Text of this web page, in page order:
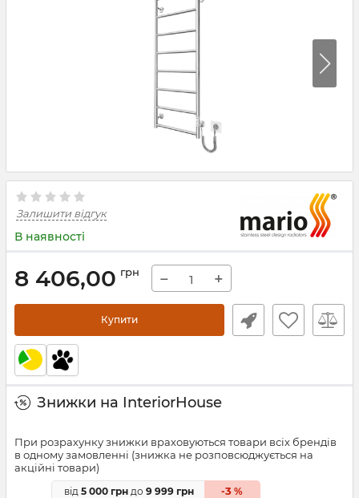
Залишити відгук
В наявності
8 406,00 грн − +
Купити
Знижки на InteriorHouse
При розрахунку знижки враховуються товари всіх брендів
в одному замовленні (знижка не розповсюджується на
акційні товари)
від 5 000 грн до 9 999 грн -3 %